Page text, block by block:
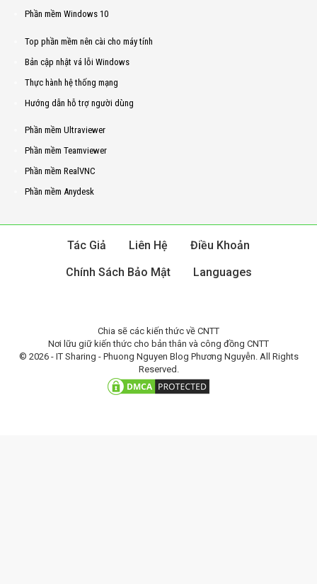
Phần mềm Windows 10
Top phần mềm nên cài cho máy tính
Bản cập nhật vá lỗi Windows
Thực hành hệ thống mạng
Hướng dẫn hỗ trợ người dùng
Phần mềm Ultraviewer
Phần mềm Teamviewer
Phần mềm RealVNC
Phần mềm Anydesk
Tác Giả Liên Hệ
Điều Khoản
Chính Sách Bảo Mật
Languages
Chia sẽ các kiến thức về CNTT
Nơi lữu giữ kiến thức cho bản thân và công đồng CNTT
© 2026 - IT Sharing - Phuong Nguyen Blog Phương Nguyễn. All Rights
Reserved.